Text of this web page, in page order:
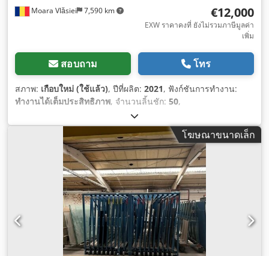
Moara Vlăsiei 7,590 km €12,000
EXW ราคาคงที่ ยังไม่รวมภาษีมูลค่า
เพิ่ม
สอบถาม โทร
สภาพ: เกือบใหม่ (ใช้แล้ว), ปีที่ผลิต: 2021, ฟังก์ชันการทำงาน:
ทำงานได้เต็มประสิทธิภาพ, จำนวนลิ้นชัก: 50,
โฆษณาขนาดเล็ก